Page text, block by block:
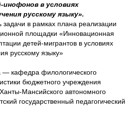
в условиях
русскому языку».
в рамках плана реализации
площадки «Инновационная
детей-мигрантов в условиях
русскому языку»
кафедра филологического
бюджетного учреждения
Мансийского автономного
государственный педагогический